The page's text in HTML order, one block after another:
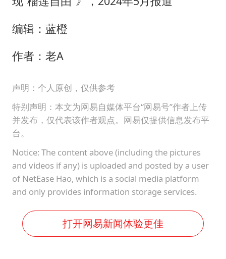
编辑：蓝橙
作者：老A
声明：个人原创，仅供参考
特别声明：本文为网易自媒体平台“网易号”作者上传
并发布，仅代表该作者观点。网易仅提供信息发布平
台。
Notice: The content above (including the pictures
and videos if any) is uploaded and posted by a user
of NetEase Hao, which is a social media platform
and only provides information storage services.
打开网易新闻体验更佳